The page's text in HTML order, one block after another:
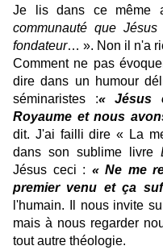
Je lis dans ce même
communauté que
fondateur… ». Non il n'a
Comment ne pas
dire dans un humour
séminaristes :« Jésus
Royaume et nous
dit. J'ai failli dire « La
dans son sublime livre
Jésus ceci : « Ne me
premier venu et ça
l'humain. Il nous invite
mais à nous regarder
tout autre théologie.